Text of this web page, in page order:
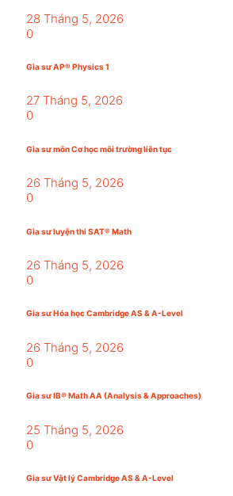
28 Tháng 5, 2026
0
Gia sư AP® Physics 1
27 Tháng 5, 2026
0
Gia sư môn Cơ học môi trường liên tục
26 Tháng 5, 2026
0
Gia sư luyện thi SAT® Math
26 Tháng 5, 2026
0
Gia sư Hóa học Cambridge AS & A-Level
26 Tháng 5, 2026
0
Gia sư IB® Math AA (Analysis & Approaches)
25 Tháng 5, 2026
0
Gia sư Vật lý Cambridge AS & A-Level